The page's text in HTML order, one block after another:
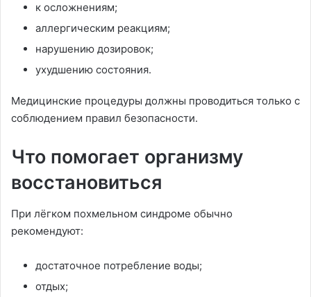
к осложнениям;
аллергическим реакциям;
нарушению дозировок;
ухудшению состояния.
Медицинские процедуры должны проводиться только с
соблюдением правил безопасности.
Что помогает организму
восстановиться
При лёгком похмельном синдроме обычно
рекомендуют:
достаточное потребление воды;
отдых;